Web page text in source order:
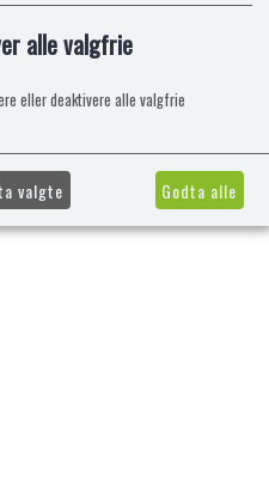
alle valgfrie
eller deaktivere alle valgfrie
valgte Godta alle